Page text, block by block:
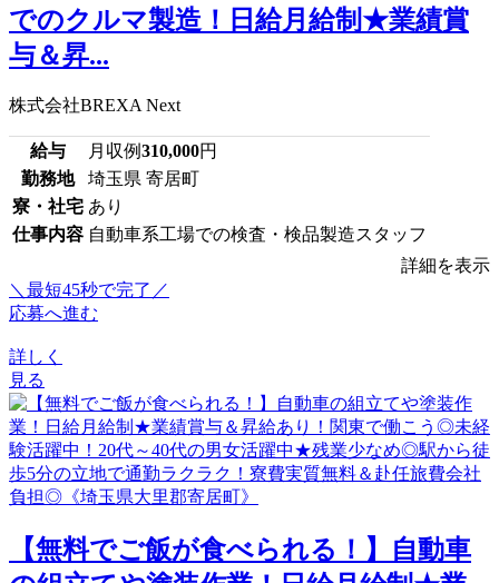
でのクルマ製造！日給月給制★業績賞
与＆昇...
株式会社BREXA Next
給与 月収例310,000円
勤務地
埼玉県 寄居町
寮・社宅 あり
仕事内容 自動車系工場での検査・検品製造スタッフ
詳細を表示
＼最短45秒で完了／
応募へ進む
詳しく
見る
【無料でご飯が食べられる！】自動車